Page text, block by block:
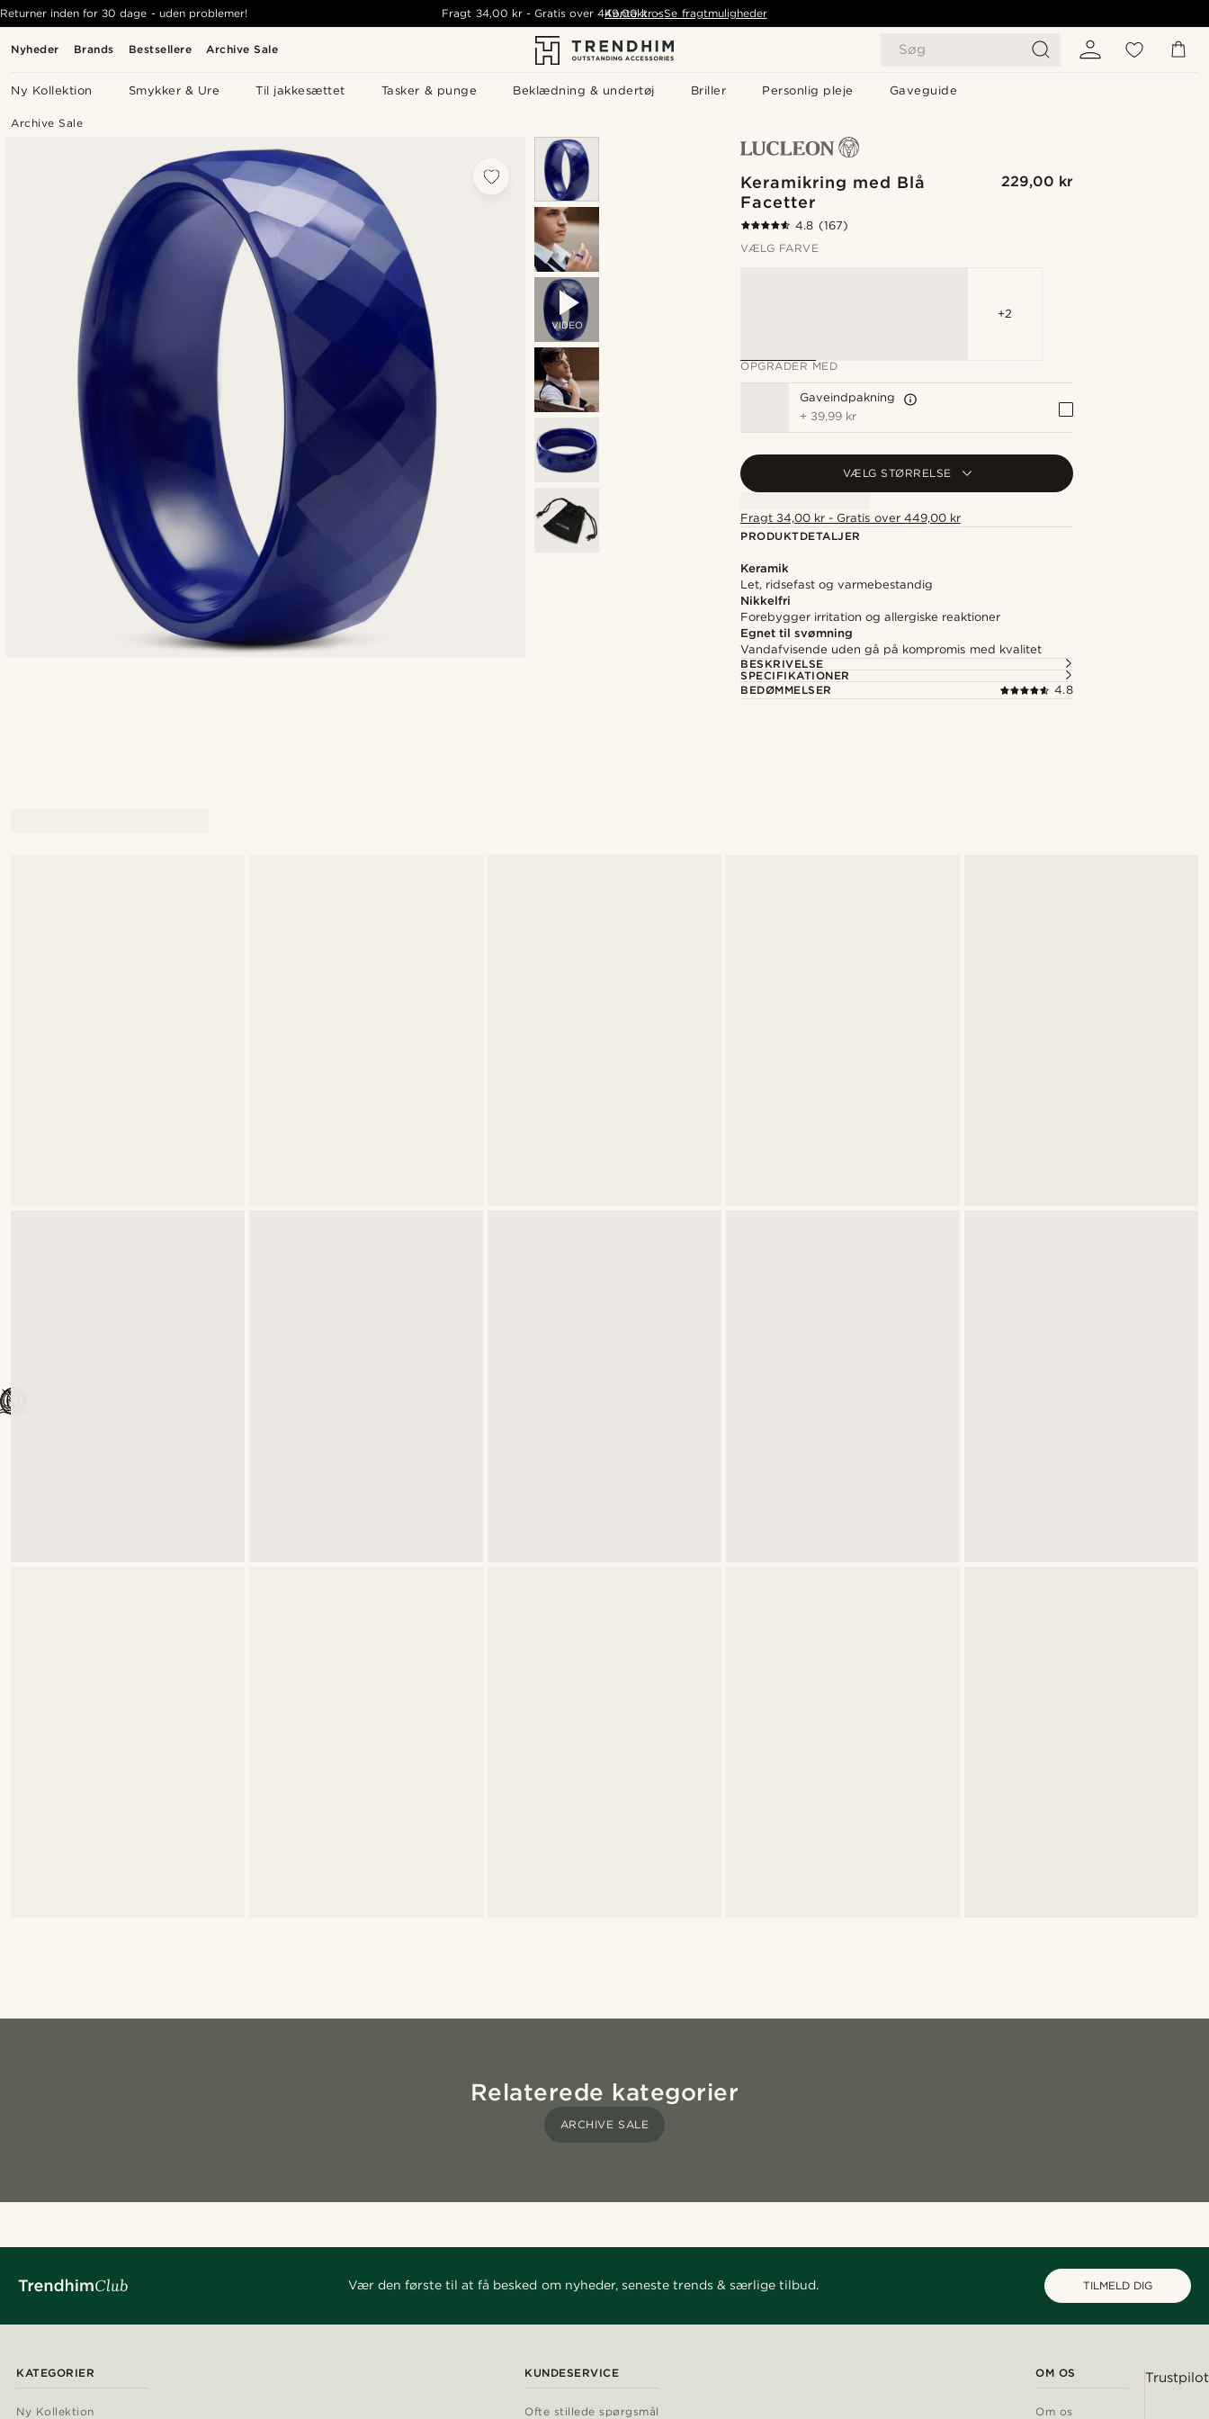
Nyheder Brands Bestsellere Archive Sale Søg
Ny Kollektion Smykker & Ure Til jakkesættet Tasker & punge Beklædning & undertøj Briller Personlig pleje Gaveguide
Returner inden for 30 dage - uden problemer! Fragt 34,00 kr- Gratis over 449,00 kr - Se fragtmuligheder
Kontakt os
Archive Sale
VIDEO
Keramikring med Blå
Facetter
229,00 kr
4.8 (167)
VÆLG FARVE
+2
OPGRADER MED
Gaveindpakning
+ 39,99 kr
VÆLG STØRRELSE
Fragt 34,00 kr - Gratis over 449,00 kr
PRODUKTDETALJER
Keramik
Let, ridsefast og varmebestandig
Nikkelfri
Forebygger irritation og allergiske reaktioner
Egnet til svømning
Vandafvisende uden gå på kompromis med kvalitet
BESKRIVELSE
SPECIFIKATIONER
BEDØMMELSER
4.8
Relaterede kategorier
ARCHIVE SALE
Vær den første til at få besked om nyheder, seneste trends & særlige tilbud. TILMELD DIG
KATEGORIER
Ny Kollektion
KUNDESERVICE
Ofte stillede spørgsmål
OM OS
Om os
Trustpilot